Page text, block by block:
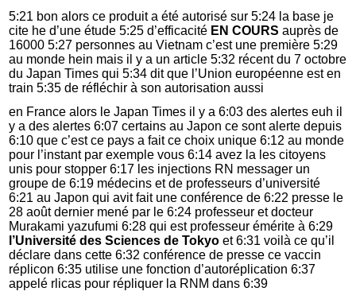
5:21 bon alors ce produit a été autorisé sur 5:24 la base je
cite he d’une étude 5:25 d’efficacité EN COURS auprès de
16000 5:27 personnes au Vietnam c’est une première 5:29
au monde hein mais il y a un article 5:32 récent du 7 octobre
du Japan Times qui 5:34 dit que l’Union européenne est en
train 5:35 de réfléchir à son autorisation aussi
en France alors le Japan Times il y a 6:03 des alertes euh il
y a des alertes 6:07 certains au Japon ce sont alerte depuis
6:10 que c’est ce pays a fait ce choix unique 6:12 au monde
pour l’instant par exemple vous 6:14 avez la les citoyens
unis pour stopper 6:17 les injections RN messager un
groupe de 6:19 médecins et de professeurs d’université
6:21 au Japon qui avit fait une conférence de 6:22 presse le
28 août dernier mené par le 6:24 professeur et docteur
Murakami yazufumi 6:28 qui est professeur émérite à 6:29
l’Université des Sciences de Tokyo et 6:31 voilà ce qu’il
déclare dans cette 6:32 conférence de presse ce vaccin
réplicon 6:35 utilise une fonction d’autoréplication 6:37
appelé rlicas pour répliquer la RNM dans 6:39